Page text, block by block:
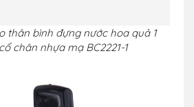
thân bình đựng nước hoa quả 1
chân nhựa mạ BC2221-1